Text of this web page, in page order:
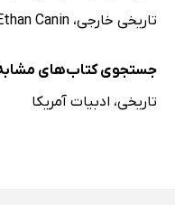
تاریخی خارجی، Canin
جستجوی کتاب‌های
تاریخی، ادبیات آمریکا